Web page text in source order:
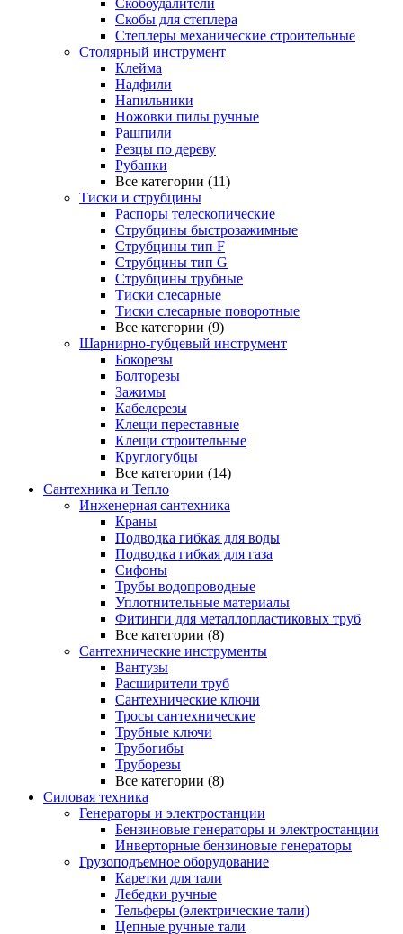
Скобоудалители
Скобы для степлера
Степлеры механические строительные
Столярный инструмент
Клейма
Надфили
Напильники
Ножовки пилы ручные
Рашпили
Резцы по дереву
Рубанки
Все категории (11)
Тиски и струбцины
Распоры телескопические
Струбцины быстрозажимные
Струбцины тип F
Струбцины тип G
Струбцины трубные
Тиски слесарные
Тиски слесарные поворотные
Все категории (9)
Шарнирно-губцевый инструмент
Бокорезы
Болторезы
Зажимы
Кабелерезы
Клещи переставные
Клещи строительные
Круглогубцы
Все категории (14)
Сантехника и Тепло
Инженерная сантехника
Краны
Подводка гибкая для воды
Подводка гибкая для газа
Сифоны
Трубы водопроводные
Уплотнительные материалы
Фитинги для металлопластиковых труб
Все категории (8)
Сантехнические инструменты
Вантузы
Расширители труб
Сантехнические ключи
Тросы сантехнические
Трубные ключи
Трубогибы
Труборезы
Все категории (8)
Силовая техника
Генераторы и электростанции
Бензиновые генераторы и электростанции
Инверторные бензиновые генераторы
Грузоподъемное оборудование
Каретки для тали
Лебедки ручные
Тельферы (электрические тали)
Цепные ручные тали